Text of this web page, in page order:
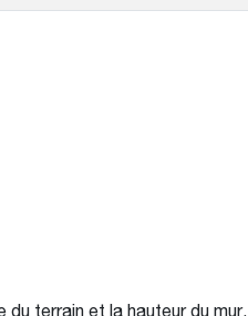
terrain et la hauteur du mur.